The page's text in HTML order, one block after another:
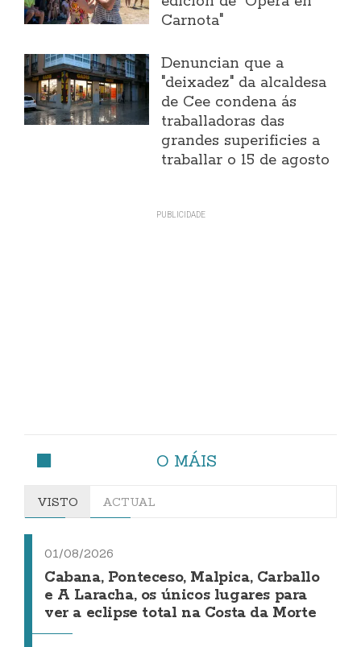
Carnota"
Denuncian que a
"deixadez" da alcaldesa
de Cee condena ás
traballadoras das
grandes superificies a
traballar o 15 de agosto
O MÁIS
VISTO ACTUAL
01/08/2026
Cabana, Ponteceso, Malpica, Carballo
e A Laracha, os únicos lugares para
ver a eclipse total na Costa da Morte